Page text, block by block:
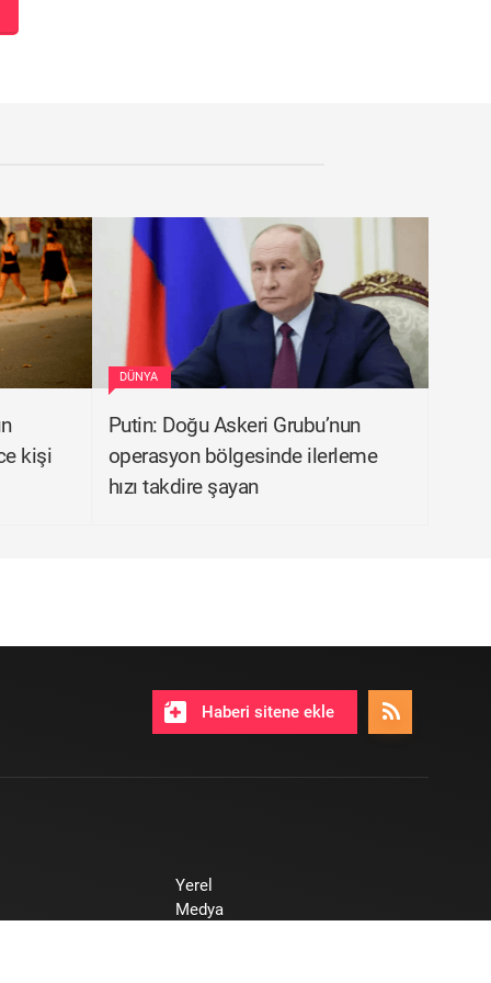
kişi
DÜNYA
Putin: Doğu Askeri Grubu’nun
operasyon bölgesinde ilerleme
hızı takdire şayan
Haberi sitene ekle
Yerel
Medya